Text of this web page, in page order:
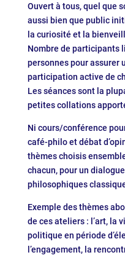
Ouvert à tous, quel que
aussi bien que public
la curiosité et la
Nombre de participants
personnes pour assurer
participation active de
Les séances sont la
petites collations
Ni cours/conférence
café-philo et débat
thèmes choisis
chacun, pour un
philosophiques
Exemple des thèmes
de ces ateliers : l’art, la
politique en période
l’engagement, la